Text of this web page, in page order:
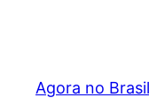
Agora no Brasil